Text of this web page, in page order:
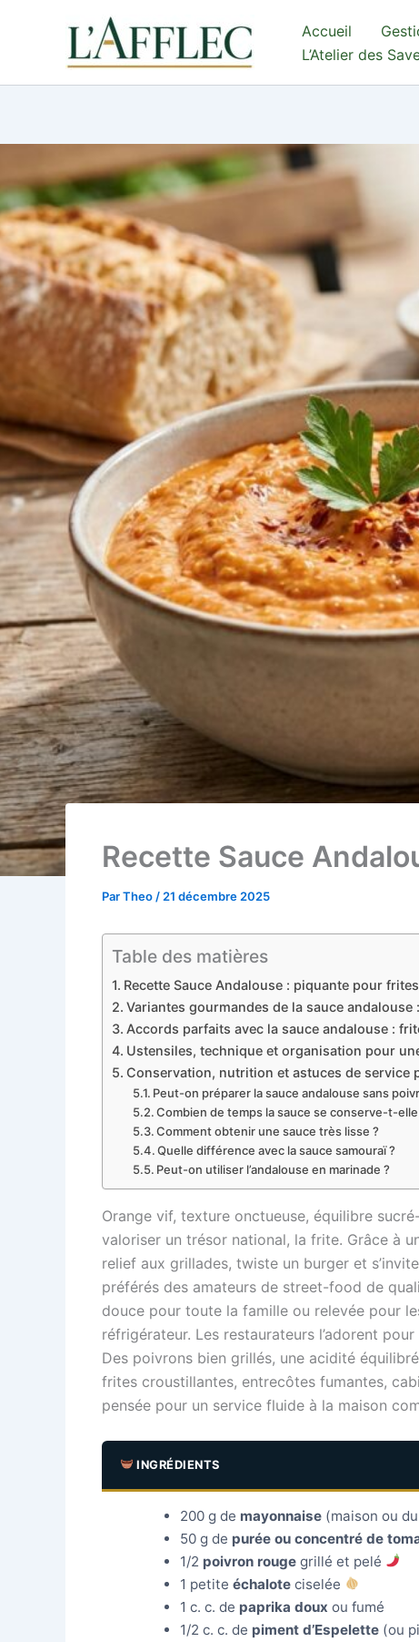
Accueil
L’Atelier des
Recette Sauce
ParTheo/21 décembre 2025
Table des matières
Recette Sauce Andalouse : piquante pour
Variantes gourmandes de la sauce
Accords parfaits avec la sauce andalouse :
Ustensiles, technique et organisation pour
Conservation, nutrition et astuces de service
Peut-on préparer la sauce andalouse sans
Combien de temps la sauce se conserve-t-elle
Comment obtenir une sauce très lisse ?
Quelle différence avec la sauce samouraï ?
Peut-on utiliser l’andalouse en marinade ?
Orange vif, texture onctueuse, équilibre
valoriser un trésor national, la frite. Grâce à
relief aux grillades, twiste un burger et
préférés des amateurs de street-food de
douce pour toute la famille ou relevée pour
réfrigérateur. Les restaurateurs l’adorent
Des poivrons bien grillés, une acidité
frites croustillantes, entrecôtes fumantes,
pensée pour un service fluide à la maison
INGRÉDIENTS
200 g de mayonnaise(maison ou
50 g de purée ou concentré de
1/2 poivron rougegrillé et pelé
1 petite échaloteciselée
1 c. c. de paprika doux ou fumé
1/2 c. c. de piment d’Espelette(ou